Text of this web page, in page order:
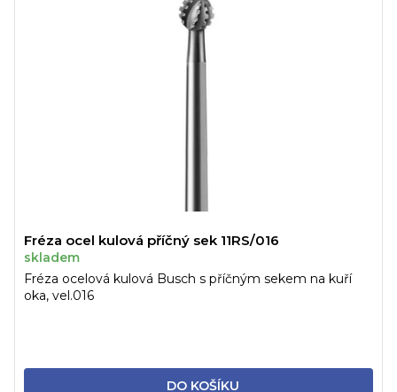
Fréza ocel kulová příčný sek 11RS/016
skladem
DO KOŠÍKU
Fréza ocelová kulová Busch s příčným sekem na kuří
oka, vel.016